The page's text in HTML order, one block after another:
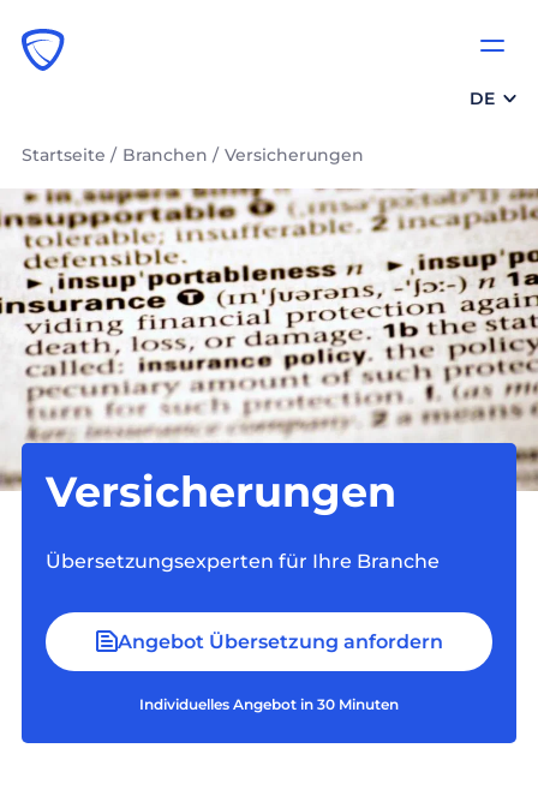
DE
Startseite / Branchen / Versicherungen
Versicherungen
Übersetzungsexperten für Ihre Branche
Angebot Übersetzung anfordern
Individuelles Angebot in 30 Minuten